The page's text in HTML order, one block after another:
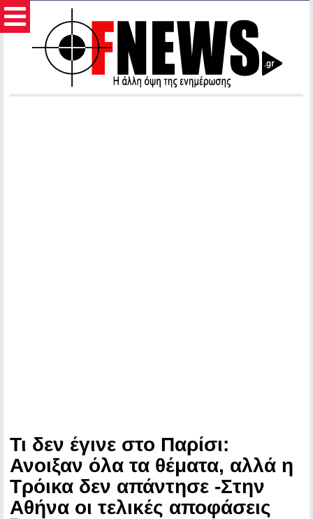
Τι δεν έγινε στο Παρίσι:
Ανοιξαν όλα τα θέματα, αλλά η
Τρόικα δεν απάντησε -Στην
Αθήνα οι τελικές αποφάσεις